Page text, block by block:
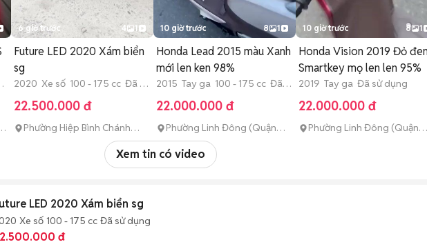
6 giờ trước 4 1
Future LED 2020 Xám biển
sg
2020 Xe số 100 - 175 cc Đã sử
dụng
22.500.000 đ
Phường Hiệp Bình Chánh
10 giờ trước 8 1
Honda Lead 2015 màu Xanh
mới len ken 98%
2015 Tay ga 100 - 175 cc Đã
sử dụng
22.000.000 đ
Phường Linh Đông (Quận
Thủ Đức cũ)
10 giờ trước 8 1
Honda Vision 2019 Đỏ đen
Smartkey mọ len len 95%
2019 Tay ga Đã sử dụng
22.000.000 đ
Phường Linh Đông (Quận
Xem tin có video
LED 2020 Xám biển sg
Xe số 100 - 175 cc Đã sử dụng
đ